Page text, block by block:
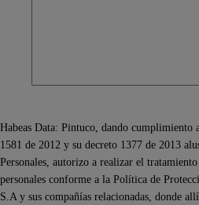
Habeas Data: Pintuco, dando cumplimiento
1581 de 2012 y su decreto 1377 de 2013
Personales, autorizo a realizar el
personales conforme a la Política de
S.A y sus compañías relacionadas, donde